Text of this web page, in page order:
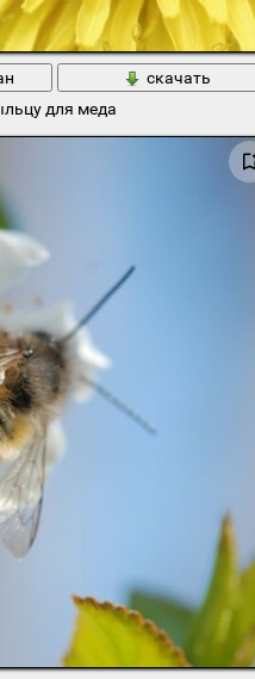
скачать
для меда